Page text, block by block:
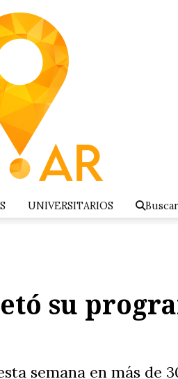
UNIVERSITARIOS Buscar
su
semana en más de